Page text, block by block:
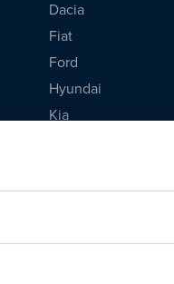
Dacia
Fiat
Ford
Hyundai
Kia
Mercedes
Opel